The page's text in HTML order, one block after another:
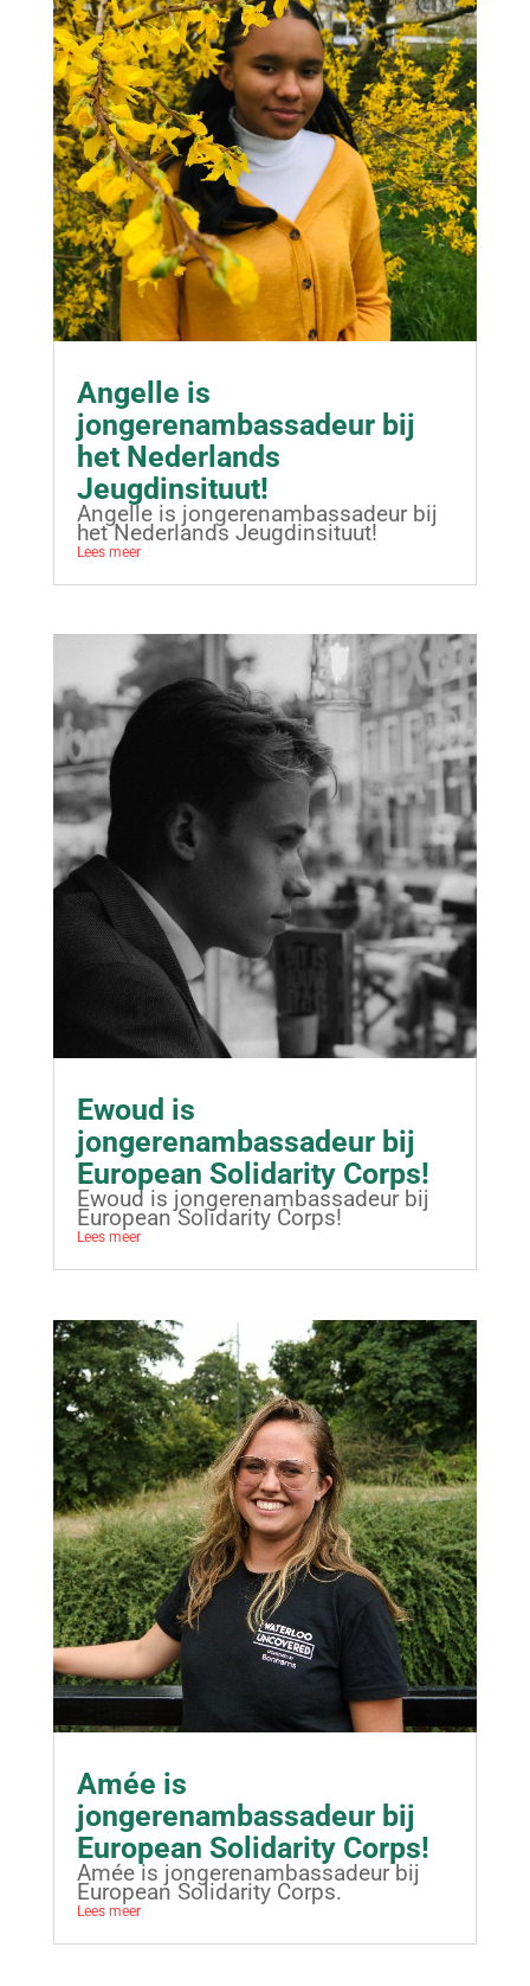
Angelle is
jongerenambassadeur bij
het Nederlands
Jeugdinsituut!
Angelle is jongerenambassadeur bij
het Nederlands Jeugdinsituut!
Lees meer
Ewoud is
jongerenambassadeur bij
European Solidarity Corps!
Ewoud is jongerenambassadeur bij
European Solidarity Corps!
Lees meer
Amée is
jongerenambassadeur bij
European Solidarity Corps!
Amée is jongerenambassadeur bij
European Solidarity Corps.
Lees meer